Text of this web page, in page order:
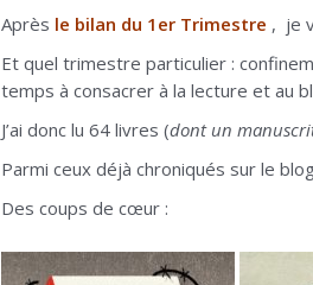
Après le bilan du 1er Trimestre , je
Et quel trimestre particulier :
temps à consacrer à la lecture et au
J’ai donc lu 64 livres (dont un
Parmi ceux déjà chroniqués sur le
Des coups de cœur :